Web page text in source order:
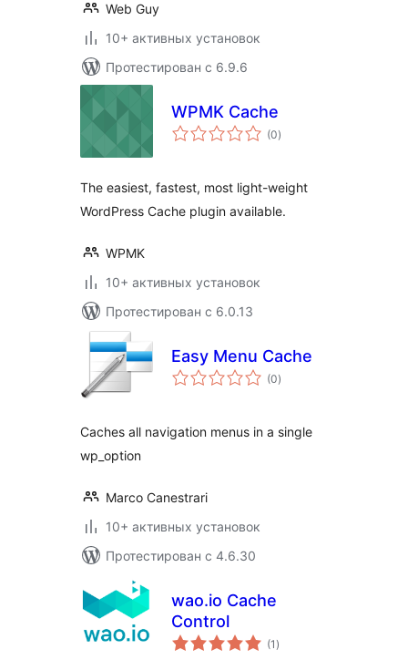
Web Guy
10+ активных установок
Протестирован с 6.9.6
WPMK Cache
(0общий
рейтинг
)
The easiest, fastest, most light-weight
WordPress Cache plugin available.
WPMK
10+ активных установок
Протестирован с 6.0.13
Easy Menu Cache
(0общий
рейтинг
)
Caches all navigation menus in a single
wp_option
Marco Canestrari
10+ активных установок
Протестирован с 4.6.30
wao.io Cache
Control
(1 общий
рейтинг
)